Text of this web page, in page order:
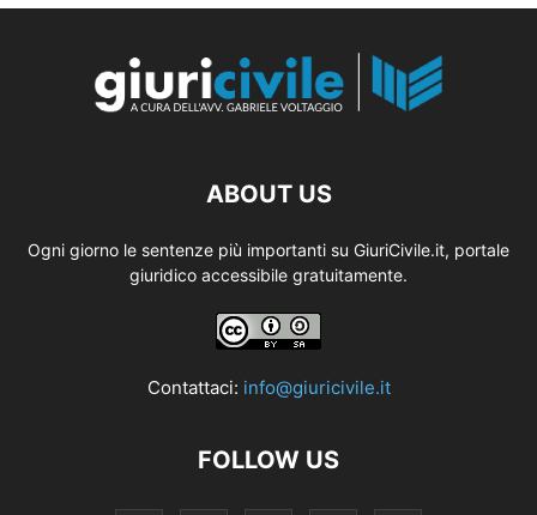
ABOUT US
Ogni giorno le sentenze più importanti su GiuriCivile.it, portale
giuridico accessibile gratuitamente.
Contattaci: info@giuricivile.it
FOLLOW US